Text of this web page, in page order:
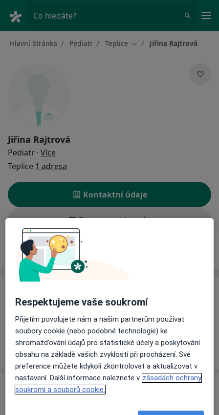
Co hledáte?
Hlavní Stránka Pediatr Teplice Změna města
Jiřina Rajtrová
Jiřina Rajtrová
Pediatr · Více
Teplice 1 adresa
Kontaktní údaje
Rezervovat termín
Ceník
Tento specialista ještě nepřidával žádné informace o
svých službách.
Adresa
Respektujeme vaše soukromí
Přijetím povolujete nám a našim partnerům používat
soubory cookie (nebo podobné technologie) ke
shromažďování údajů pro statistické účely a poskytování
obsahu na základě vašich zvyklostí při procházení. Své
preference můžete kdykoli zkontrolovat a aktualizovat v
nastavení. Další informace naleznete v zásadách ochrany
soukromí a souborů cookie.